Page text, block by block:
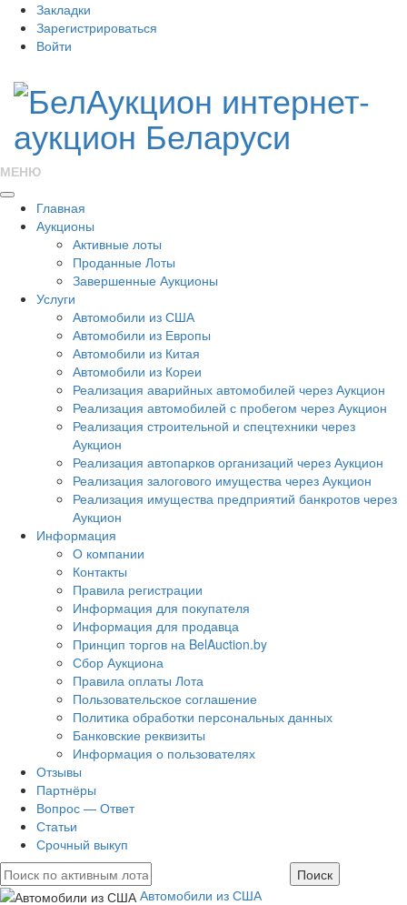
Закладки
Зарегистрироваться
Войти
МЕНЮ
Главная
Аукционы
Активные лоты
Проданные Лоты
Завершенные Аукционы
Услуги
Автомобили из США
Автомобили из Европы
Автомобили из Китая
Автомобили из Кореи
Реализация аварийных автомобилей через Аукцион
Реализация автомобилей с пробегом через Аукцион
Реализация строительной и спецтехники через
Аукцион
Реализация автопарков организаций через Аукцион
Реализация залогового имущества через Аукцион
Реализация имущества предприятий банкротов через
Аукцион
Информация
О компании
Контакты
Правила регистрации
Информация для покупателя
Информация для продавца
Принцип торгов на BelAuction.by
Сбор Аукциона
Правила оплаты Лота
Пользовательское соглашение
Политика обработки персональных данных
Банковские реквизиты
Информация о пользователях
Отзывы
Партнёры
Вопрос — Ответ
Статьи
Срочный выкуп
Автомобили из США